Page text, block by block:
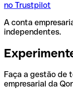
no Trustpilot
A conta
independentes.
Faça a gestão de
empresarial da